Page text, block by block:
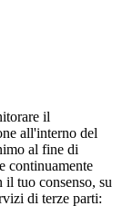
il
all'interno del
al fine di
continuamente
il tuo consenso, su
di terze parti: